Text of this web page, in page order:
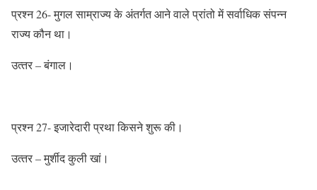
प्रश्‍न 26- मुगल साम्राज्‍य के अंतर्गत आने वाले प्रांतो में सर्वाधिक संपन्‍न
राज्‍य कौन था।
उत्‍तर – बंगाल।
प्रश्‍न 27- इजारेदारी प्रथा किसने शुरू की।
उत्‍तर – मुर्शीद कुली खां।